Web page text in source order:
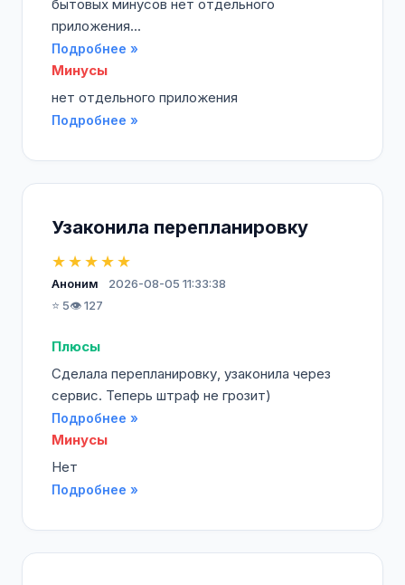
бытовых минусов нет отдельного
приложения...
Подробнее »
Минусы
нет отдельного приложения
Подробнее »
Узаконила перепланировку
★★★★★
Аноним
2026-08-05 11:33:38
⭐ 5👁️ 127
Плюсы
Сделала перепланировку, узаконила через
сервис. Теперь штраф не грозит)
Подробнее »
Минусы
Нет
Подробнее »